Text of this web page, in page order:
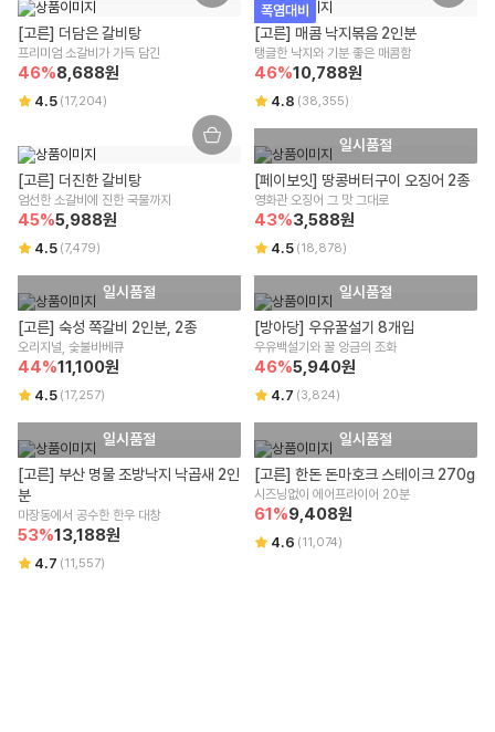
[고른] 더담은 갈비탕
프리미엄 소갈비가 가득 담긴
46%8,688원
4.5 (17,204)
폭염대비
[고른] 매콤 낙지볶음 2인분
탱글한 낙지와 기분 좋은 매콤함
46%10,788원
4.8 (38,355)
[고른] 더진한 갈비탕
엄선한 소갈비에 진한 국물까지
45%5,988원
4.5 (7,479)
일시품절
[페이보잇] 땅콩버터구이 오징어 2종
영화관 오징어 그 맛 그대로
43%3,588원
4.5 (18,878)
일시품절
[고른] 숙성 쪽갈비 2인분, 2종
오리지널, 숯불바베큐
44%11,100원
4.5 (17,257)
일시품절
[방아당] 우유꿀설기 8개입
우유백설기와 꿀 앙금의 조화
46%5,940원
4.7 (3,824)
일시품절
[고른] 부산 명물 조방낙지 낙곱새 2인
분
마장동에서 공수한 한우 대창
53%13,188원
4.7 (11,557)
일시품절
[고른] 한돈 돈마호크 스테이크 270g
시즈닝없이 에어프라이어 20분
61%9,408원
4.6 (11,074)